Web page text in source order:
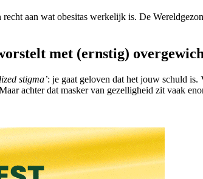
aan wat obesitas werkelijk is. De
met (ernstig)
stigma’: je gaat geloven dat het jouw schuld
achter dat masker van gezelligheid zit vaak